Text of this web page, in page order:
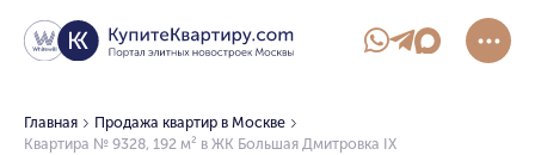
Главная
Продажа квартир в Москве
Квартира № 9328, 192 м² в ЖК Большая Дмитровка IX